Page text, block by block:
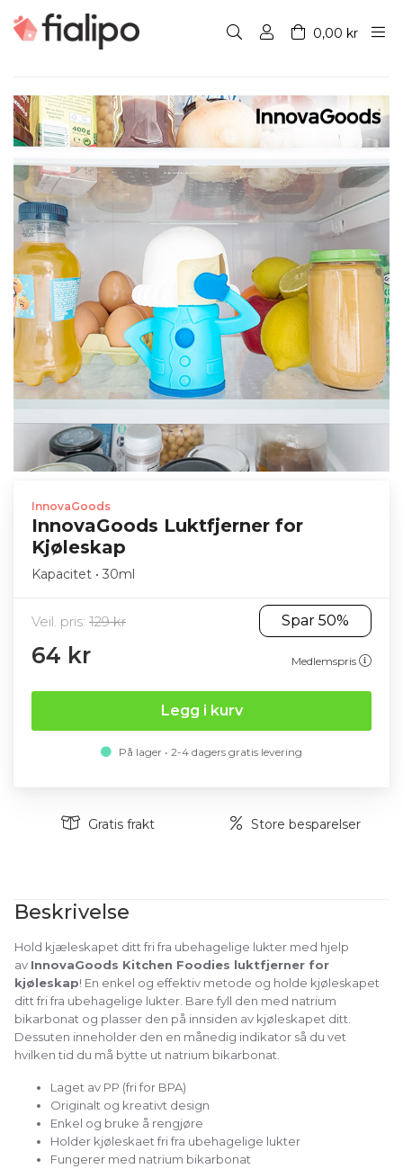
0,00 kr
InnovaGoods
InnovaGoods Luktfjerner for
Kjøleskap
Kapacitet • 30ml
Veil. pris: 129 kr Spar 50%
64 kr Medlemspris
Legg i kurv
På lager • 2-4 dagers gratis levering
Gratis frakt Store besparelser
Beskrivelse
Hold kjæleskapet ditt fri fra ubehagelige lukter med hjelp
av InnovaGoods Kitchen Foodies luktfjerner for
kjøleskap! En enkel og effektiv metode og holde kjøleskapet
ditt fri fra ubehagelige lukter. Bare fyll den med natrium
bikarbonat og plasser den på innsiden av kjøleskapet ditt.
Dessuten inneholder den en månedig indikator så du vet
hvilken tid du må bytte ut natrium bikarbonat.
Laget av PP (fri for BPA)
Originalt og kreativt design
Enkel og bruke å rengjøre
Holder kjøleskaet fri fra ubehagelige lukter
Fungerer med natrium bikarbonat